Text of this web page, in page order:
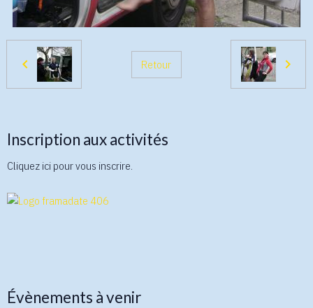
Retour
Inscription aux activités
Cliquez ici pour vous inscrire.
Évènements à venir